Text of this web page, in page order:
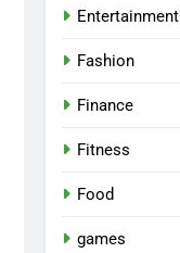
Entertainment
Fashion
Finance
Fitness
Food
games